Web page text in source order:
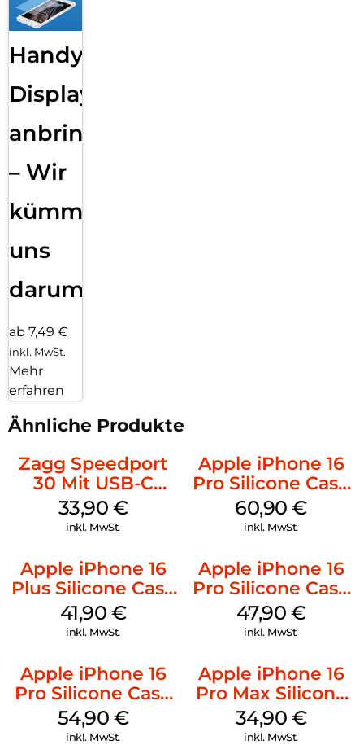
Handy
Displayfolie
anbringen
– Wir
kümmern
uns
darum!
ab 7,49 €
inkl. MwSt.
Mehr
erfahren
Ähnliche Produkte
Zagg Speedport
30 Mit USB-C
Kabel Weiß
33,90 €
inkl. MwSt.
Apple iPhone 16
Pro Silicone Case
MagSafe Stone
Gray
60,90€
inkl. MwSt.
Apple iPhone 16
Plus Silicone Case
MagSafe Stone
Gray
41,90 €
inkl. MwSt.
Apple iPhone 16
Pro Silicone Case
MagSafe Denim
47,90 €
inkl. MwSt.
Apple iPhone 16
Pro Silicone Case
MagSafe Black
54,90 €
inkl. MwSt.
Apple iPhone 16
Pro Max Silicone
Case MagSafe
Denim
34,90 €
inkl. MwSt.